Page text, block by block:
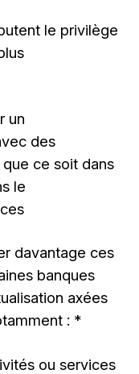
le privilège
un
des
ce soit dans
le
davantage ces
banques
axées
: *
ou services